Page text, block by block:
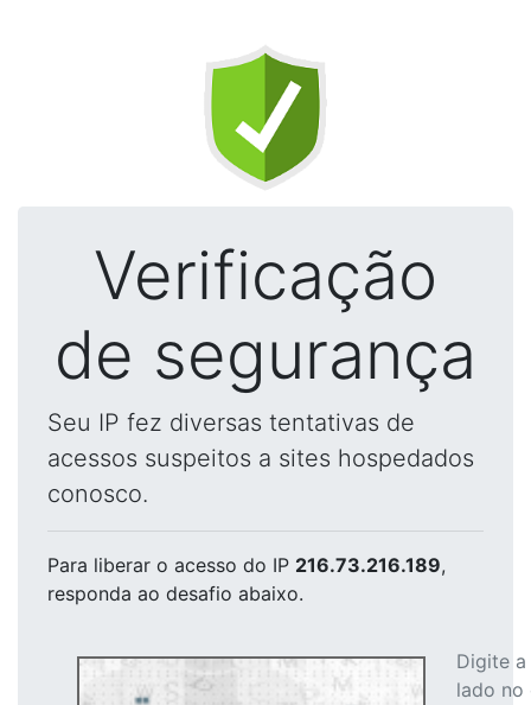
Verificação
de segurança
Seu IP fez diversas tentativas de
acessos suspeitos a sites hospedados
conosco.
Para liberar o acesso do IP 216.73.216.189,
responda ao desafio abaixo.
Digite
lado no